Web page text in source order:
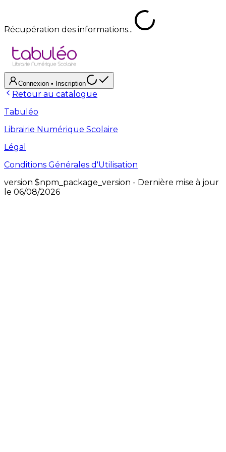
Récupération des informations...
Connexion • Inscription
Retour au catalogue
Tabuléo
Librairie Numérique Scolaire
Légal
Conditions Générales d'Utilisation
version $npm_package_version - Dernière mise à jour
le 06/08/2026